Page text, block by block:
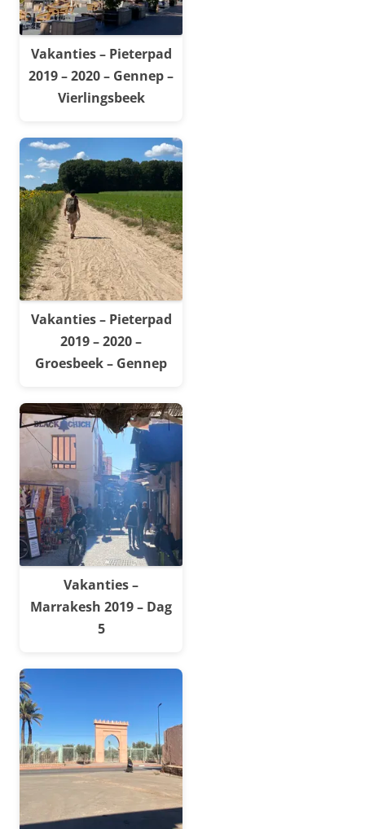
Vakanties – Pieterpad
2019 – 2020 – Gennep –
Vierlingsbeek
Vakanties – Pieterpad
2019 – 2020 –
Groesbeek – Gennep
Vakanties –
Marrakesh 2019 – Dag
5